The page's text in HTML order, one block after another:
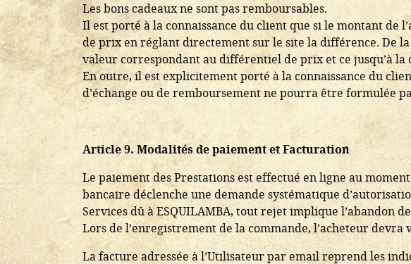
Les bons cadeaux ne sont pas remboursables.
Il est porté à la connaissance du client que si le montant de
de prix en réglant directement sur le site la différence. De
valeur correspondant au différentiel de prix et ce jusqu’à
En outre, il est explicitement porté à la connaissance du
d’échange ou de remboursement ne pourra être formulée
Article 9. Modalités de paiement et Facturation
Le paiement des Prestations est effectué en ligne au
bancaire déclenche une demande systématique
Services dû à ESQUILAMBA, tout rejet implique l’abandon
Lors de l’enregistrement de la commande, l’acheteur
La facture adressée à l’Utilisateur par email reprend les